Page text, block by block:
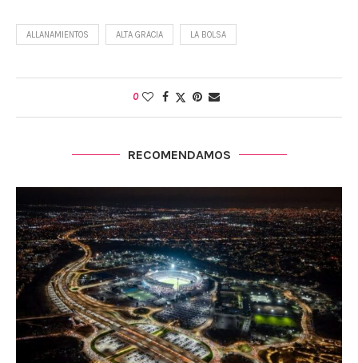
ALLANAMIENTOS ALTA GRACIA LA BOLSA
0
RECOMENDAMOS